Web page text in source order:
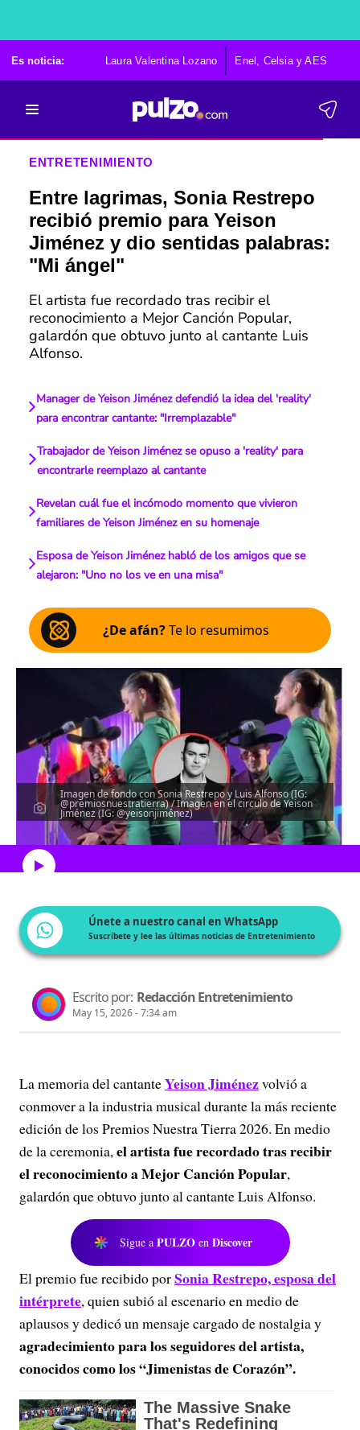
Es noticia: Laura Valentina Lozano Enel, Celsia y AES
ENTRETENIMIENTO
Entre lagrimas, Sonia Restrepo
recibió premio para Yeison
Jiménez y dio sentidas palabras:
"Mi ángel"
El artista fue recordado tras recibir el
reconocimiento a Mejor Canción Popular,
galardón que obtuvo junto al cantante Luis
Alfonso.
Manager de Yeison Jiménez defendió la idea del 'reality'
para encontrar cantante: "Irremplazable"
Trabajador de Yeison Jiménez se opuso a 'reality' para
encontrarle reemplazo al cantante
Revelan cuál fue el incómodo momento que vivieron
familiares de Yeison Jiménez en su homenaje
Esposa de Yeison Jiménez habló de los amigos que se
alejaron: "Uno no los ve en una misa"
¿De afán?Te lo resumimos
Imagen de fondo con Sonia Restrepo y Luis Alfonso (IG:
@premiosnuestratierra) / Imagen en el circulo de Yeison
Jiménez (IG: @yeisonjiménez)
Escucha el artículo
Únete a nuestro canal en WhatsApp
Suscríbete y lee las últimas noticias de Entretenimiento
Escrito por: Redacción Entretenimiento
May 15, 2026 - 7:34 am
La memoria del cantanteYeison Jiménezvolvió a
conmover a la industria musical durante la más reciente
edición de los Premios Nuestra Tierra 2026. En medio
de la ceremonia,el artista fue recordado tras recibir
el reconocimiento a Mejor Canción Popular,
galardón que obtuvo junto al cantante Luis Alfonso.
Sigue a PULZO en Discover
El premio fue recibido porSonia Restrepo, esposa del
intérprete, quien subió al escenario en medio de
aplausos y dedicó un mensaje cargado de nostalgia y
agradecimiento para los seguidores del artista,
conocidos como los “Jimenistas de Corazón”.